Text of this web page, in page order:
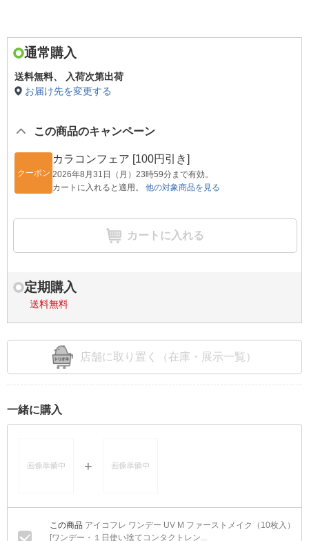
通常購入
送料無料、
入荷次第出荷
お届け先を変更する
この商品のキャンペーン
クーポン
カラコンフェア [100円引き]
2026年8月31日（月）23時59分まで有効。
カートに入れると適用。 他の対象商品を見る
カートに入れる
定期購入
送料無料
店舗に取り置く（在庫・展示一覧）
一緒に購入
アイコフレ ワンデー UV M ファーストメイク（10枚入）
[ワンデー・１日使い捨てコンタクトレン...